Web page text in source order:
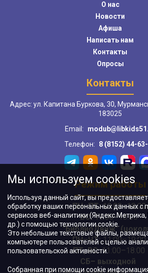
О нас
Новости
Афиша
Написать нам
Контакты
Опросы
Контакты
Адрес: ул. Капитана Буркова, 30,
183025
Email:
Телефон:
8 (8152) 44-
Режим работы
ПН–ПТ:10:00–18:00
ВС:11:00–18:00
"БиблиоДвиж"
ПН–ЧТ:11:00–19:00
ПТ, ВС:11:00–18:00
СБ– выходной
Мы используем cookies
Используя данный сайт, вы
обработку ваших персональных данных с
сервисов веб-аналитики (Яндекс.Метрика,
др.) с помощью технологии cookie.
Это небольшие текстовые файлы,
компьютере пользователей с целью
пользовательской активности.
Собранная при помощи cookie